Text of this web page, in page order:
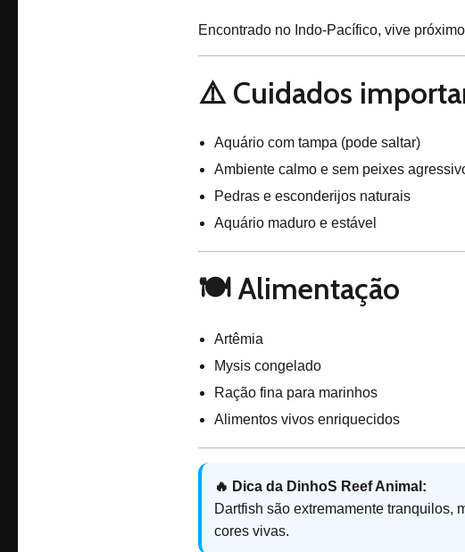
Encontrado no Indo-Pacífico, vive
⚠️ Cuidados
Aquário com tampa (pode saltar)
Ambiente calmo e sem peixes
Pedras e esconderijos naturais
Aquário maduro e estável
🍽️ Alimentação
Artêmia
Mysis congelado
Ração fina para marinhos
Alimentos vivos enriquecidos
🔥 Dica da DinhoS Reef Animal:
Dartfish são extremamente tranquilos,
cores vivas.